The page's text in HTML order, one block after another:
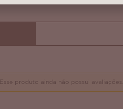
Esse produto ainda não possui avaliações.